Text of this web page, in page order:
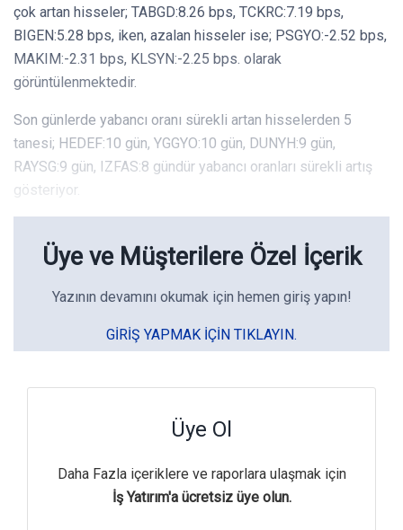
çok artan hisseler; TABGD:8.26 bps, TCKRC:7.19 bps,
BIGEN:5.28 bps, iken, azalan hisseler ise; PSGYO:-2.52 bps,
MAKIM:-2.31 bps, KLSYN:-2.25 bps. olarak
görüntülenmektedir.
Son günlerde yabancı oranı sürekli artan hisselerden 5
tanesi; HEDEF:10 gün, YGGYO:10 gün, DUNYH:9 gün,
RAYSG:9 gün, IZFAS:8 gündür yabancı oranları sürekli artış
gösteriyor.
Üye ve Müşterilere Özel İçerik
Yazının devamını okumak için hemen giriş yapın!
GIRIŞ YAPMAK IÇIN TIKLAYIN.
Üye Ol
Daha Fazla içeriklere ve raporlara ulaşmak için
İş Yatırım'a ücretsiz üye olun.